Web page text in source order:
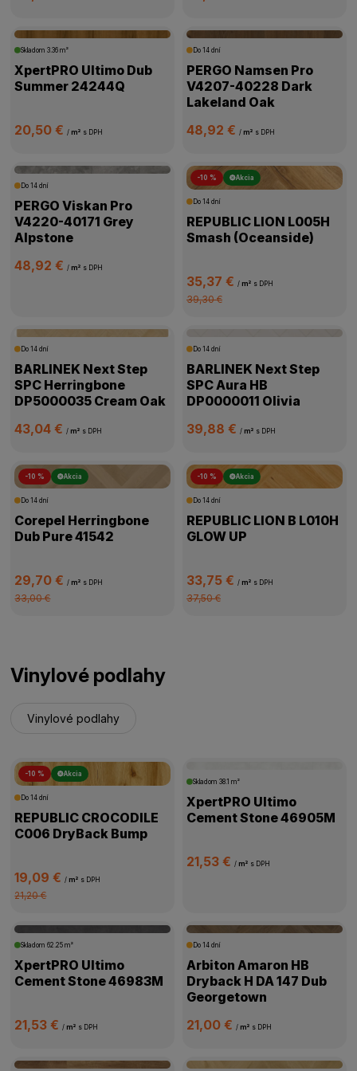
Skladom3.36 m²
XpertPRO Ultimo Dub
Summer 24244Q
20,50 €/ m² s DPH
Do 14 dní
PERGO Namsen Pro
V4207-40228 Dark
Lakeland Oak
48,92 € / m² s DPH
Do 14 dní
PERGO Viskan Pro
V4220-40171 Grey
Alpstone
48,92 €/ m² s DPH
-10 % Akcia
Do 14 dní
REPUBLIC LION L005H
Smash (Oceanside)
35,37 € / m² s DPH
39,30 €
Do 14 dní
BARLINEK Next Step
SPC Herringbone
DP5000035 Cream Oak
43,04 €/ m² s DPH
Do 14 dní
BARLINEK Next Step
SPC Aura HB
DP0000011 Olivia
39,88 € / m² s DPH
-10 % Akcia
Do 14 dní
Corepel Herringbone
Dub Pure 41542
29,70 €/ m² s DPH
33,00 €
-10 % Akcia
Do 14 dní
REPUBLIC LION B L010H
GLOW UP
33,75 € / m² s DPH
37,50 €
Vinylové podlahy
Vinylové podlahy
-10 % Akcia
Do 14 dní
REPUBLIC CROCODILE
C006 DryBack Bump
19,09 €/ m² s DPH
21,20 €
Skladom 38.1 m²
XpertPRO Ultimo
Cement Stone 46905M
21,53 € / m² s DPH
Skladom62.25 m²
XpertPRO Ultimo
Cement Stone 46983M
21,53 €/ m² s DPH
Do 14 dní
Arbiton Amaron HB
Dryback H DA 147 Dub
Georgetown
21,00 € / m² s DPH